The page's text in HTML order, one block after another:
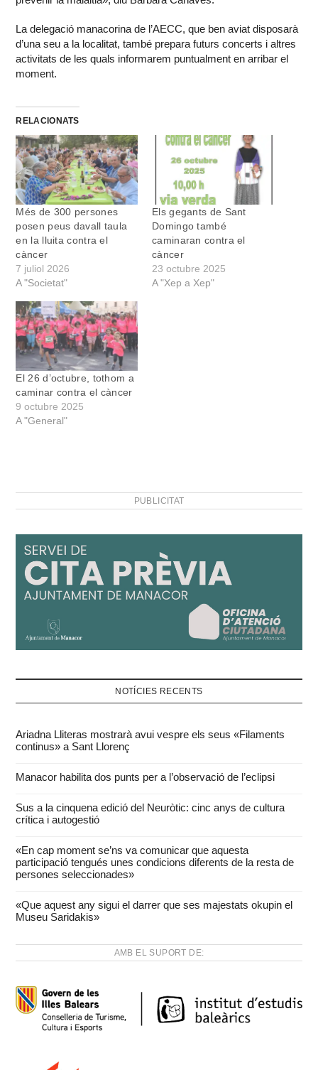
La delegació manacorina de l’AECC, que ben aviat disposarà
d’una seu a la localitat, també prepara futurs concerts i altres
activitats de les quals informarem puntualment en arribar el
moment.
RELACIONATS
Més de 300 persones
posen peus davall taula
en la lluita contra el
càncer
7 juliol 2026
A "Societat"
Els gegants de Sant
Domingo també
caminaran contra el
càncer
23 octubre 2025
A "Xep a Xep"
El 26 d’octubre, tothom a
caminar contra el càncer
9 octubre 2025
A "General"
PUBLICITAT
NOTÍCIES RECENTS
Ariadna Lliteras mostrarà avui vespre els seus «Filaments
continus» a Sant Llorenç
Manacor habilita dos punts per a l’observació de l’eclipsi
Sus a la cinquena edició del Neuròtic: cinc anys de cultura
crítica i autogestió
«En cap moment se’ns va comunicar que aquesta
participació tengués unes condicions diferents de la resta de
persones seleccionades»
«Que aquest any sigui el darrer que ses majestats okupin el
Museu Saridakis»
AMB EL SUPORT DE: